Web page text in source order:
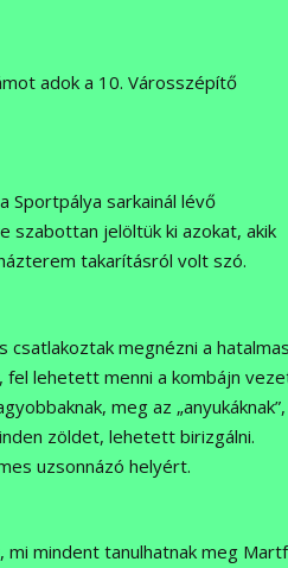
adok a 10. Városszépítő
Sportpálya sarkainál lévő
szabottan jelöltük ki azokat, akik
takarításról volt szó.
csatlakoztak megnézni a
fel lehetett menni a kombájn
meg az
zöldet, lehetett birizgálni.
uzsonnázó helyért.
mindent tanulhatnak meg